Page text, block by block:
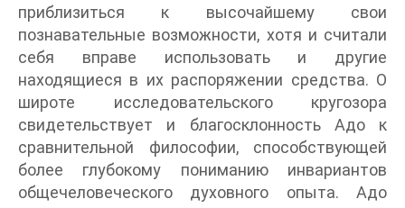
приблизиться к высочайшему свои
познавательные возможности, хотя и считали
себя вправе использовать и другие
находящиеся в их распоряжении средства. О
широте исследовательского кругозора
свидетельствует и благосклонность Адо к
сравнительной философии, способствующей
более глубокому пониманию инвариантов
общечеловеческого духовного опыта. Адо